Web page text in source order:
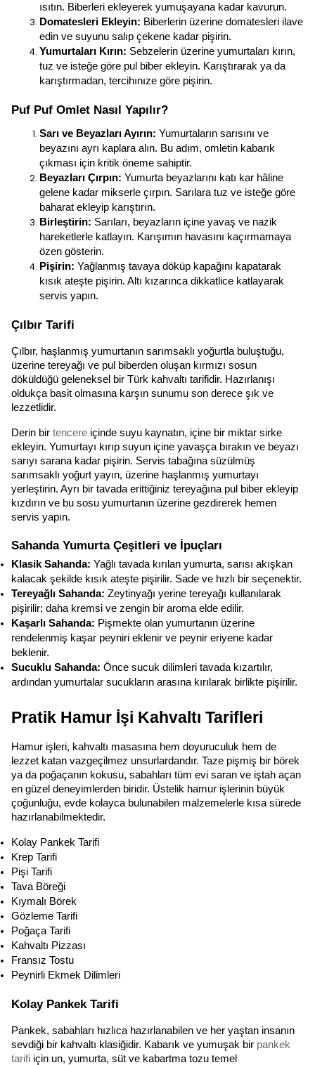
ısıtın. Biberleri ekleyerek yumuşayana kadar kavurun.
Domatesleri Ekleyin: Biberlerin üzerine domatesleri ilave
edin ve suyunu salıp çekene kadar pişirin.
Yumurtaları Kırın: Sebzelerin üzerine yumurtaları kırın,
tuz ve isteğe göre pul biber ekleyin. Karıştırarak ya da
karıştırmadan, tercihınıze göre pişirin.
Puf Puf Omlet Nasıl Yapılır?
Sarı ve Beyazları Ayırın: Yumurtaların sarısını ve
beyazını ayrı kaplara alın. Bu adım, omletin kabarık
çıkması için kritik öneme sahiptir.
Beyazları Çırpın: Yumurta beyazlarını katı kar hâline
gelene kadar mikserle çırpın. Sarılara tuz ve isteğe göre
baharat ekleyip karıştırın.
Birleştirin: Sarıları, beyazların içine yavaş ve nazik
hareketlerle katlayın. Karışımın havasını kaçırmamaya
özen gösterin.
Pişirin: Yağlanmış tavaya döküp kapağını kapatarak
kısık ateşte pişirin. Altı kızarınca dikkatlice katlayarak
servis yapın.
Çılbır Tarifi
Çılbır, haşlanmış yumurtanın sarımsaklı yoğurtla buluştuğu,
üzerine tereyağı ve pul biberden oluşan kırmızı sosun
döküldüğü geleneksel bir Türk kahvaltı tarifidir. Hazırlanışı
oldukça basit olmasına karşın sunumu son derece şık ve
lezzetlidir.
Derin bir tencere içinde suyu kaynatın, içine bir miktar sirke
ekleyin. Yumurtayı kırıp suyun içine yavaşça bırakın ve beyazı
sarıyı sarana kadar pişirin. Servis tabağına süzülmüş
sarımsaklı yoğurt yayın, üzerine haşlanmış yumurtayı
yerleştirin. Ayrı bir tavada erittiğiniz tereyağına pul biber ekleyip
kızdırın ve bu sosu yumurtanın üzerine gezdirerek hemen
servis yapın.
Sahanda Yumurta Çeşitleri ve İpuçları
Klasik Sahanda: Yağlı tavada kırılan yumurta, sarısı akışkan
kalacak şekilde kısık ateşte pişirilir. Sade ve hızlı bir seçenektir.
Tereyağlı Sahanda: Zeytinyağı yerine tereyağı kullanılarak
pişirilir; daha kremsi ve zengin bir aroma elde edilir.
Kaşarlı Sahanda: Pişmekte olan yumurtanın üzerine
rendelenmiş kaşar peyniri eklenir ve peynir eriyene kadar
beklenir.
Sucuklu Sahanda: Önce sucuk dilimleri tavada kızartılır,
ardından yumurtalar sucukların arasına kırılarak birlikte pişirilir.
Pratik Hamur İşi Kahvaltı Tarifleri
Hamur işleri, kahvaltı masasına hem doyuruculuk hem de
lezzet katan vazgeçilmez unsurlardandır. Taze pişmiş bir börek
ya da poğaçanın kokusu, sabahları tüm evi saran ve iştah açan
en güzel deneyimlerden biridir. Üstelik hamur işlerinin büyük
çoğunluğu, evde kolayca bulunabilen malzemelerle kısa sürede
hazırlanabilmektedir.
Kolay Pankek Tarifi
Krep Tarifi
Pişi Tarifi
Tava Böreği
Kıymalı Börek
Gözleme Tarifi
Poğaça Tarifi
Kahvaltı Pizzası
Fransız Tostu
Peynirli Ekmek Dilimleri
Kolay Pankek Tarifi
Pankek, sabahları hızlıca hazırlanabilen ve her yaştan insanın
sevdiği bir kahvaltı klasiğidir. Kabarık ve yumuşak bir pankek
tarifi için un, yumurta, süt ve kabartma tozu temel